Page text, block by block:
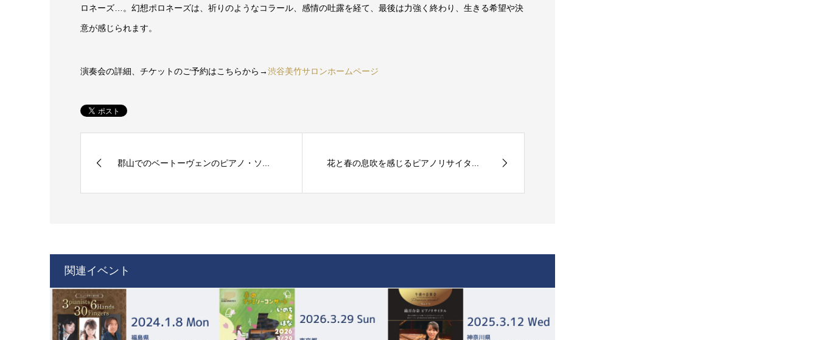
ロネーズ…。幻想ポロネーズは、祈りのようなコラール、感情の吐露を経て、最後は力強く終わり、生きる希望や決
意が感じられます。
演奏会の詳細、チケットのご予約はこちらから→渋谷美竹サロンホームページ
郡山でのベートーヴェンのピアノ・ソ... 花と春の息吹を感じるピアノリサイタ...
関連イベント